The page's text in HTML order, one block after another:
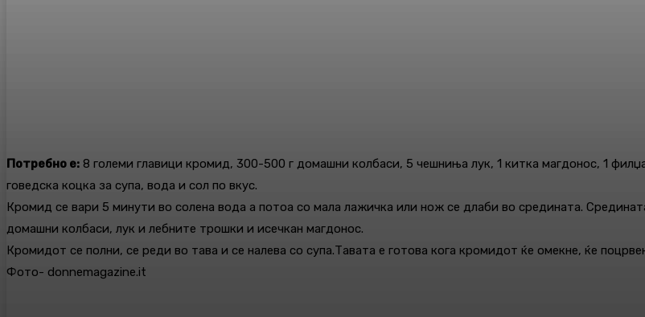
Потребно е: 8 големи главици кромид, 300-500 г домашни колбаси, 5 чешниња лук, 1 китка магдонос, 1
говедска коцка за супа, вода и сол по вкус.
Кромид се вари 5 минути во солена вода а потоа со мала лажичка или нож се длаби во средината.
домашни колбаси, лук и лебните трошки и исечкан магдонос.
Кромидот се полни, се реди во тава и се налева со супа.Тавата е готова кога кромидот ќе омекне, ќе
Фото- donnemagazine.it